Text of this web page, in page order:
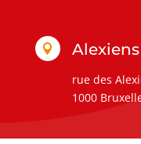

rue des
1000